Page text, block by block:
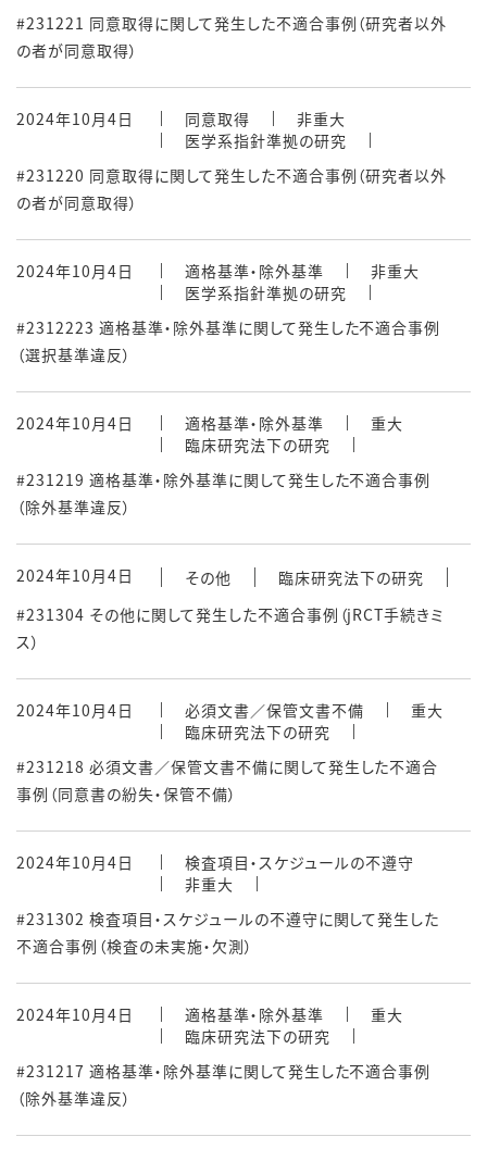
#231221 同意取得に関して発生した不適合事例（研究者以外
の者が同意取得）
2024年10月4日 同意取得
非重大
医学系指針準拠の研究
#231220 同意取得に関して発生した不適合事例（研究者以外
の者が同意取得）
2024年10月4日 適格基準・除外基準
非重大
医学系指針準拠の研究
#2312223 適格基準・除外基準に関して発生した不適合事例
（選択基準違反）
2024年10月4日 適格基準・除外基準
重大
臨床研究法下の研究
#231219 適格基準・除外基準に関して発生した不適合事例
（除外基準違反）
2024年10月4日 その他
臨床研究法下の研究
#231304 その他に関して発生した不適合事例（jRCT手続きミ
ス）
2024年10月4日 必須文書／保管文書不備
重大
臨床研究法下の研究
#231218 必須文書／保管文書不備に関して発生した不適合
事例（同意書の紛失・保管不備）
2024年10月4日
検査項目・スケジュールの不遵守
非重大
#231302 検査項目・スケジュールの不遵守に関して発生した
不適合事例（検査の未実施・欠測）
2024年10月4日 適格基準・除外基準
重大
臨床研究法下の研究
#231217 適格基準・除外基準に関して発生した不適合事例
（除外基準違反）